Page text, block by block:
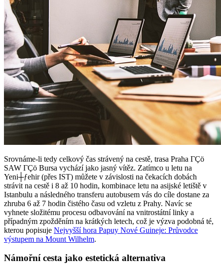
Srovnáme-li tedy celkový čas strávený na cestě, trasa Praha ΓÇö
SAW ΓÇö Bursa vychází jako jasný vítěz. Zatímco u letu na
Yeni┼ƒehir (přes IST) můžete v závislosti na čekacích dobách
strávit na cestě i 8 až 10 hodin, kombinace letu na asijské letiště v
Istanbulu a následného transferu autobusem vás do cíle dostane za
zhruba 6 až 7 hodin čistého času od vzletu z Prahy. Navíc se
vyhnete složitému procesu odbavování na vnitrostátní linky a
případným zpožděním na krátkých letech, což je výzva podobná té,
kterou popisuje Nejvyšší hora Papuy Nové Guineje: Průvodce
výstupem na Mount Wilhelm.
Námořní cesta jako estetická alternativa